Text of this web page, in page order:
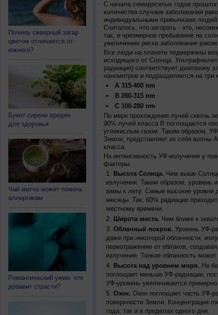
Почему северный загар
цветом отличается от
южного?
Букет сирени вреден
для здоровья
Чай матча может помочь
аллергикам
Романтический ужин: что
добавит страсти?
С начала семидесятых годов
количества случаев заболевания
индивидуальными привычками
Считалось, что загорать - это,
так, и чрезмерное пребывание на
увеличению риска заболевания
Все люди на планете подвержены
исходящего от Солнца.
радиация) соответствует диапазону
нанометров и подразделяется на три
A 315-400 nm
B 280-315 nm
C 100-280 nm
По мере прохождения лучей сквозь
90% лучей класса B поглощаются
углекислым газом. Таким образом,
Земли, представляет из себя волны
класса.
На интенсивность УФ-излучения у
факторы:
Высота Солнца. Чем выше
излучения. Таким образом, уровень
зимы к лету. Самые высокие уровни
месяцы. Так, 60% радиации
местному времени.
Широта места. Чем ближе к
Облачный покров. Уровень УФ-
даже при некоторой облачности,
переотражению от облаков,
излучения. Тонкая облачность
Высота над уровнем моря. На
поглощает меньше УФ-радиации,
УФ-уровень увеличивается
Озон. Озон поглощает часть УФ-
поверхности Земли. Концентрация
года, так и в пределах одного дня.